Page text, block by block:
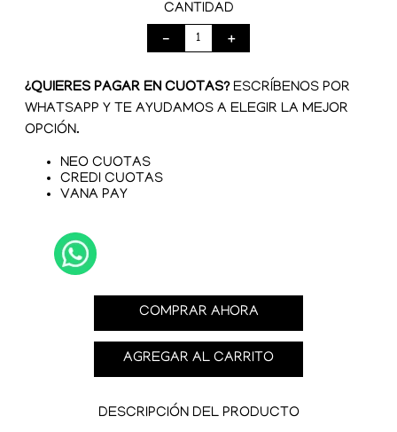
CANTIDAD
＋
－
¿QUIERES PAGAR EN CUOTAS?ESCRÍBENOS POR
WHATSAPP Y TE AYUDAMOS A ELEGIR LA MEJOR
OPCIÓN.
NEO CUOTAS
CREDI CUOTAS
VANA PAY
COMPRAR AHORA
AGREGAR AL CARRITO
DESCRIPCIÓN DEL PRODUCTO